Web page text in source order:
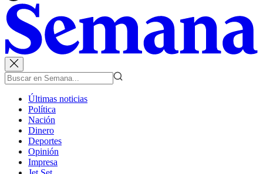
Últimas noticias
Política
Nación
Dinero
Deportes
Opinión
Impresa